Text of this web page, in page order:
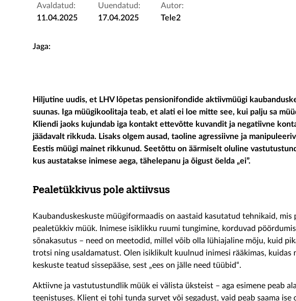
Avaldatud:
11.04.2025
Uuendatud:
17.04.2025
Autor:
Tele2
Jaga:
Hiljutine uudis, et LHV lõpetas pensionifondide aktiivmüügi
suunas. Iga müügikoolitaja teab, et alati ei loe mitte see, kui palju sa
Kliendi jaoks kujundab iga kontakt ettevõtte kuvandit ja negatiivne
jäädavalt rikkuda. Lisaks olgem ausad, taoline agressiivne ja
Eestis müügi mainet rikkunud. Seetõttu on äärmiselt oluline
kus austatakse inimese aega, tähelepanu ja õigust öelda „ei”.
Pealetükkivus pole aktiivsus
Kaubanduskeskuste müügiformaadis on aastaid kasutatud tehnikaid, mis
pealetükkiv müük. Inimese isiklikku ruumi tungimine, korduvad
sõnakasutus – need on meetodid, millel võib olla lühiajaline mõju, kuid
trotsi ning usaldamatust. Olen isiklikult kuulnud inimesi rääkimas, kuidas
keskuste teatud sissepääse, sest „ees on jälle need tüübid“.
Aktiivne ja vastutustundlik müük ei välista üksteist – aga esimene peab
teenistuses. Klient ei tohi tunda survet või segadust, vaid peab saama ise